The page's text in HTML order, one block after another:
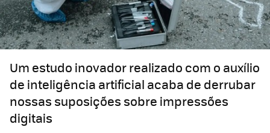
Um estudo inovador realizado com o auxílio
de inteligência artificial acaba de derrubar
nossas suposições sobre impressões
digitais